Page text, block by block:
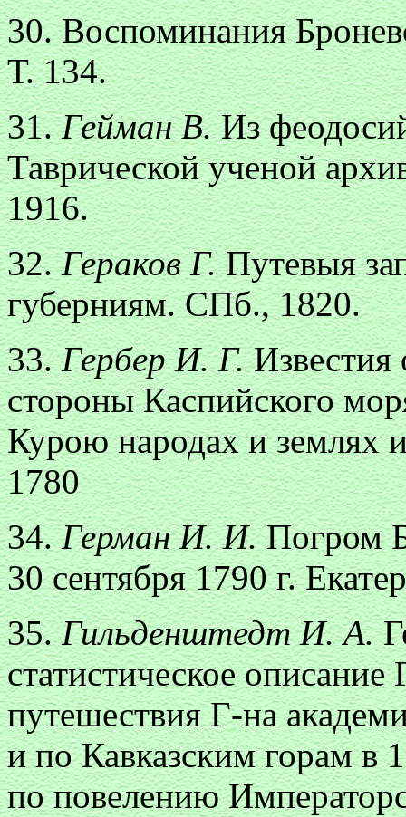
30. Воспоминания
Т. 134.
31.Гейман В.Из
Таврической ученой
1916.
32.Гераков Г.Путевыя
губерниям. СПб., 1820.
33.Гербер И. Г.Известия
стороны Каспийского
Курою народах и землях
1780
34.Герман И. И.Погром
30 сентября 1790 г.
35.Гильденштедт И. А.
статистическое описание
путешествия Г-на
и по Кавказским горам в
по повелению